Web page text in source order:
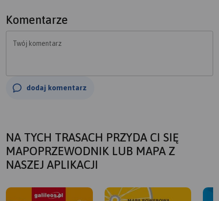
Komentarze
Twój komentarz
dodaj komentarz
NA TYCH TRASACH PRZYDA CI SIĘ
MAPOPRZEWODNIK LUB MAPA Z
NASZEJ APLIKACJI